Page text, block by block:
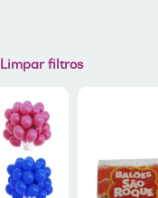
Limpar filtros